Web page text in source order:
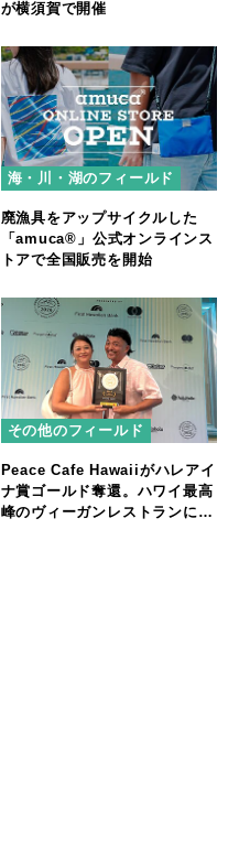
が横須賀で開催
海・川・湖のフィールド
廃漁具をアップサイクルした
「amuca®」公式オンラインス
トアで全国販売を開始
その他のフィールド
Peace Cafe Hawaiiがハレアイ
ナ賞ゴールド奪還。ハワイ最高
峰のヴィーガンレストランに返